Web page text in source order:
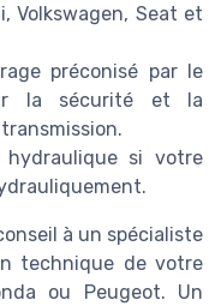
Volkswagen, Seat et
préconisé par le
la sécurité et la
si votre
à un spécialiste
technique de votre
ou Peugeot. Un